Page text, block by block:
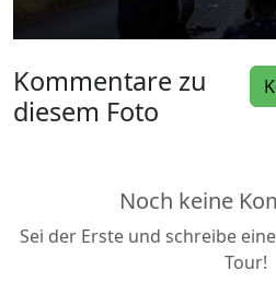
Kommentare zu
diesem Foto
Noch keine
Sei der Erste und schreibe
Tour!